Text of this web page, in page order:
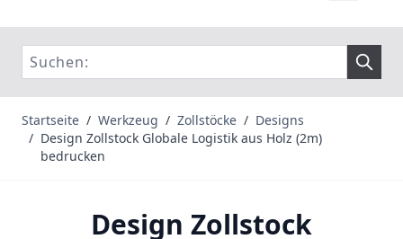
Startseite / Werkzeug / Zollstöcke / Designs
/ Design Zollstock Globale Logistik aus Holz (2m)
bedrucken
Design Zollstock